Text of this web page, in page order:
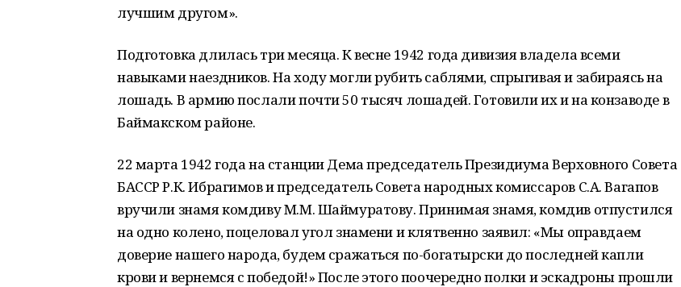
лучшим другом».
Подготовка длилась три месяца. К весне 1942 года дивизия владела всеми
навыками наездников. На ходу могли рубить саблями, спрыгивая и забираясь на
лошадь. В армию послали почти 50 тысяч лошадей. Готовили их и на конзаводе в
Баймакском районе.
22 марта 1942 года на станции Дема председатель Президиума Верховного Совета
БАССР Р.К. Ибрагимов и председатель Совета народных комиссаров С.А. Вагапов
вручили знамя комдиву М.М. Шаймуратову. Принимая знамя, комдив отпустился
на одно колено, поцеловал угол знамени и клятвенно заявил: «Мы оправдаем
доверие нашего народа, будем сражаться по-богатырски до последней капли
крови и вернемся с победой!» После этого поочередно полки и эскадроны прошли